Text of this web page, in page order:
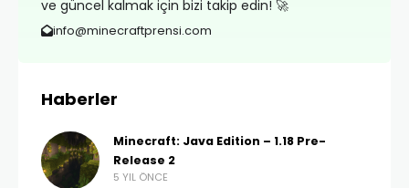
ve güncel kalmak için bizi takip edin! 🚀
info@minecraftprensi.com
Haberler
Minecraft: Java Edition – 1.18 Pre-
Release 2
5 YIL ÖNCE